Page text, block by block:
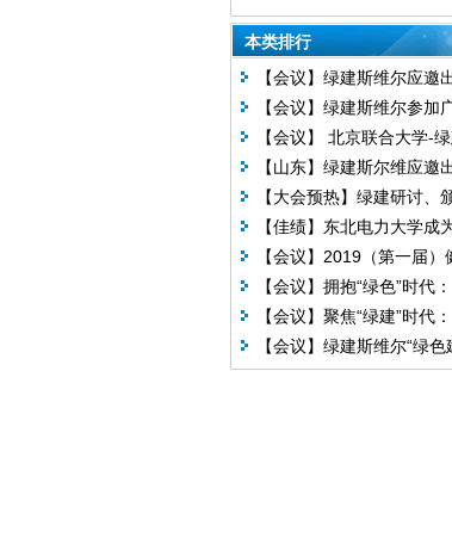
本类排行
【会议】绿建斯维尔应邀
席《辽宁省绿色建筑条例
市住宅建筑绿色设计标准
相关技术培训
【会议】绿建斯维尔参加
西继续教育网络授课
【会议】 北京联合大学-
斯维尔校企合作揭牌仪式
【山东】绿建斯尔维应邀
席济宁市超低能耗建筑技
谈会
【大会预热】绿建研讨、
奖仪式……第十五届绿建
连连！
【佳绩】东北电力大学成
绿建斯维尔合作伙伴！
【会议】2019（第一届）
康建筑大会：共筑健康建
格局！
【会议】拥抱“绿色”时代：
《工业建筑节能设计统一
绿色建筑解决方案公益讲
幕！
【会议】聚焦“绿建”时代：
《辽宁省居住建筑节能设
及绿色建筑解决方案公益
【会议】绿建斯维尔“绿色
筑模拟分析技术”走进浙江